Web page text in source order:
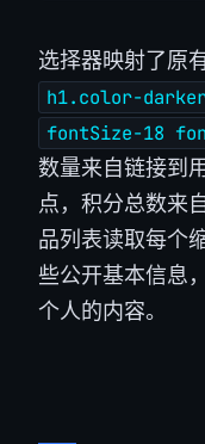
选择器映射了原
h1.color-
fontSize-18
数量来自链接到
点，积分总数来
品列表读取每个
些公开基本信息
个人的内容。